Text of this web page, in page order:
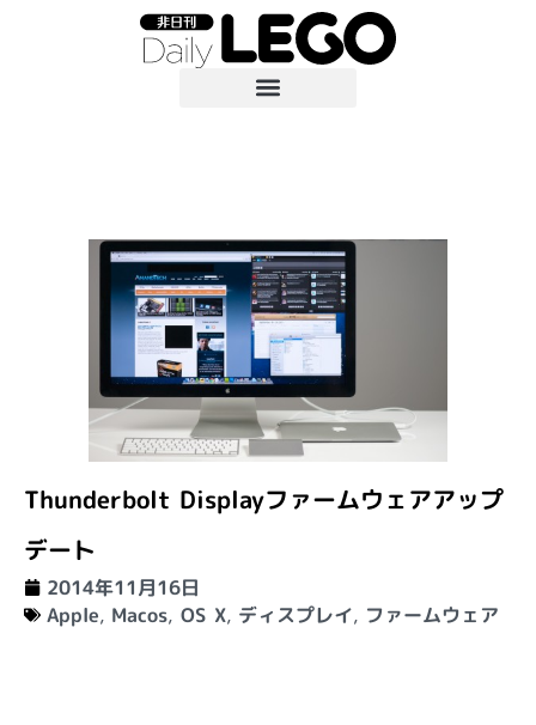
Thunderbolt Displayファームウェアアップ
デート
2014年11月16日
Apple, Macos, OS X, ディスプレイ, ファームウェア